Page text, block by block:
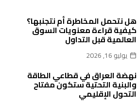
هل نتحمل المخاطرة أم نتجنبها؟
كيفية قراءة معنويات السوق
العالمية قبل التداول
يوليو 16, 2026
نهضة العراق في قطاعي الطاقة
والبنية التحتية ستكون مفتاح
التحول الإقليمي